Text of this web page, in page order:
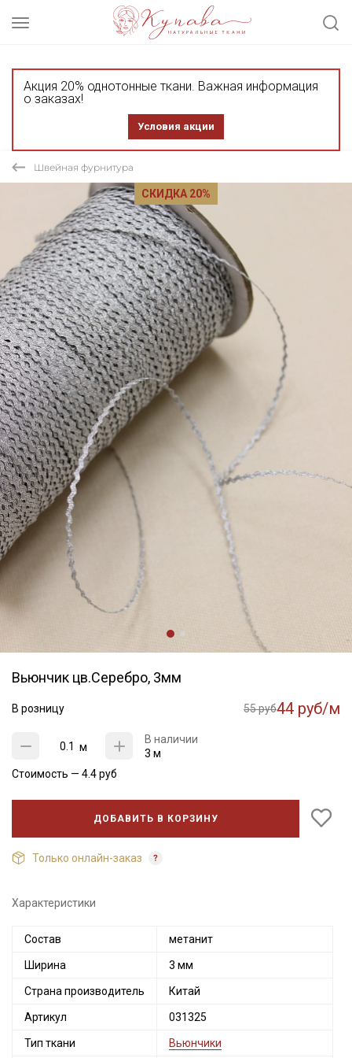
Акция 20% однотонные ткани. Важная информация
о заказах!
Условия акции
Швейная фурнитура
СКИДКА 20%
Вьюнчик цв.Серебро, 3мм
В розницу 55 руб44 руб/м
м
В наличии
3 м
Стоимость — 4.4руб
ДОБАВИТЬ В КОРЗИНУ
Только онлайн-заказ
Характеристики
Состав метанит
Ширина 3 мм
Страна производитель Китай
Артикул 031325
Тип ткани Вьюнчики
Мы публикуем здесь дополнительные
промокоды и скидки до 30% на узкие
категории тканей